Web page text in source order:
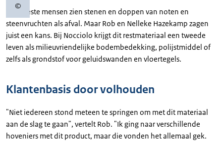
©Copyrightinformatie
De meeste mensen zien stenen en doppen van noten en
steenvruchten als afval. Maar Rob en Nelleke Hazekamp zagen
juist een kans. Bij Nocciolo krijgt dit restmateriaal een tweede
leven als milieuvriendelijke bodembedekking, polijstmiddel of
zelfs als grondstof voor geluidswanden en vloertegels.
Klantenbasis door volhouden
"Niet iedereen stond meteen te springen om met dit materiaal
aan de slag te gaan", vertelt Rob. "Ik ging naar verschillende
hoveniers met dit product, maar die vonden het allemaal gek.